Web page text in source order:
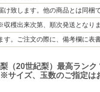
け致します。他の商品とは同梱
穫出来次第、順次発送となり
す。ご注文の際に、備考欄に表
20世紀梨）最高ランク
サイズ、玉数のご指定